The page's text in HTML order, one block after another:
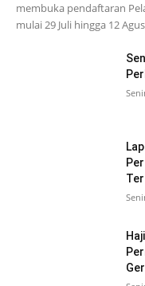
membuka pendaftaran
mulai 29 Juli hingga 12